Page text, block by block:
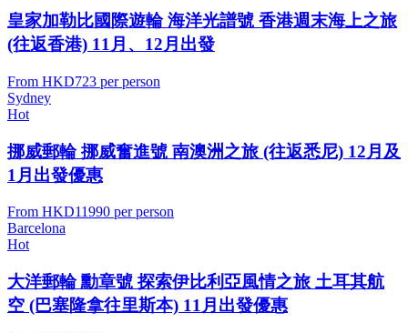
皇家加勒比國際遊輪 海洋光譜號 香港週末海上之旅
(往返香港) 11月、12月出發
From HKD723 per person
Sydney
Hot
挪威郵輪 挪威奮進號 南澳洲之旅 (往返悉尼) 12月及
1月出發優惠
From HKD11990 per person
Barcelona
Hot
大洋郵輪 勳章號 探索伊比利亞風情之旅 土耳其航
空 (巴塞隆拿往里斯本) 11月出發優惠